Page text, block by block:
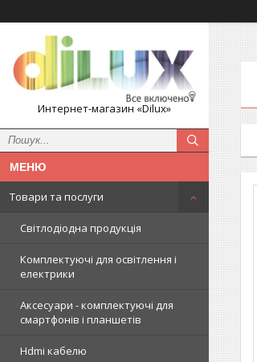
Интернет-магазин «Dilux»
Товари та послуги
Світлодіодна продукція
Комплектуючі для освітлення і
електрики
Аксесуари - комплектуючі для
смартфонів і планшетів
Hdmi кабелю